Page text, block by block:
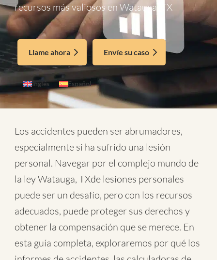
recursos más valiosos en Watauga, TX
Llame ahora Envíe su caso
Inglés Español
Los accidentes pueden ser abrumadores,
especialmente si ha sufrido una lesión
personal. Navegar por el complejo mundo de
la ley Watauga, TXde lesiones personales
puede ser un desafío, pero con los recursos
adecuados, puede proteger sus derechos y
obtener la compensación que se merece. En
esta guía completa, exploraremos por qué los